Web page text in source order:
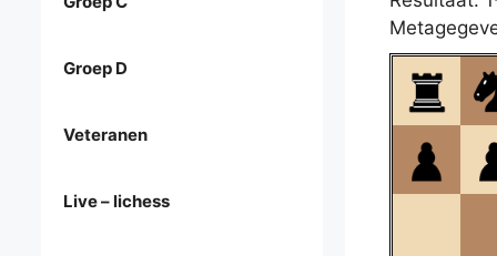
Groep D
Veteranen
Live – lichess